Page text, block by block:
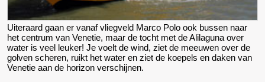
Uiteraard gaan er vanaf vliegveld Marco Polo ook bussen naar
het centrum van Venetie, maar de tocht met de Alilaguna over
water is veel leuker! Je voelt de wind, ziet de meeuwen over de
golven scheren, ruikt het water en ziet de koepels en daken van
Venetie aan de horizon verschijnen.